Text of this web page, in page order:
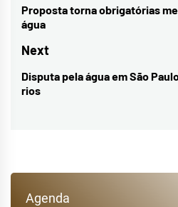
de
Post
Previous
post:
Proposta torna obrigatórias
água
Next
Next
post:
Disputa pela água em São
rios
Agenda